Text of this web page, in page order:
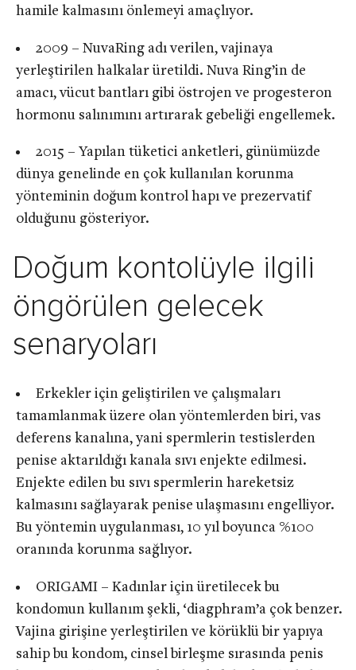
hamile kalmasını önlemeyi amaçlıyor.
2009 – NuvaRing adı verilen, vajinaya
yerleştirilen halkalar üretildi. Nuva Ring’in de
amacı, vücut bantları gibi östrojen ve progesteron
hormonu salınımını artırarak gebeliği engellemek.
2015 – Yapılan tüketici anketleri, günümüzde
dünya genelinde en çok kullanılan korunma
yönteminin doğum kontrol hapı ve prezervatif
olduğunu gösteriyor.
Doğum kontolüyle ilgili
öngörülen gelecek
senaryoları
Erkekler için geliştirilen ve çalışmaları
tamamlanmak üzere olan yöntemlerden biri, vas
deferens kanalına, yani spermlerin testislerden
penise aktarıldığı kanala sıvı enjekte edilmesi.
Enjekte edilen bu sıvı spermlerin hareketsiz
kalmasını sağlayarak penise ulaşmasını engelliyor.
Bu yöntemin uygulanması, 10 yıl boyunca %100
oranında korunma sağlıyor.
ORIGAMI – Kadınlar için üretilecek bu
kondomun kullanım şekli, ‘diagphram’a çok benzer.
Vajina girişine yerleştirilen ve körüklü bir yapıya
sahip bu kondom, cinsel birleşme sırasında penis